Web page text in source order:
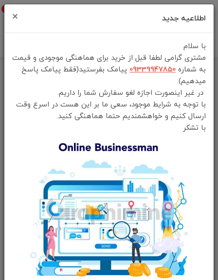
خانه
فهرست محصولات
مودم روتر بیسیم دو باند پرودو مدل PDLFST207 با ۶ آنتن ۴G LTE
اطلاعیه جدید ×
با سلام
مشتری گرامی لطفا قبل از خرید برای هماهنگی موجودی و قیمت
به شماره 09339947850 پیامک بفرستید(فقط پیامک پاسخ
میدهیم).
در غیر اینصورت اجازه لغو سفارش شما را داریم.
با توجه به شرایط موجود، سعی ما بر این هست در اسرع وقت
ارسال کنیم و خواهشمندیم حتما هماهنگی کنید.
با تشکر